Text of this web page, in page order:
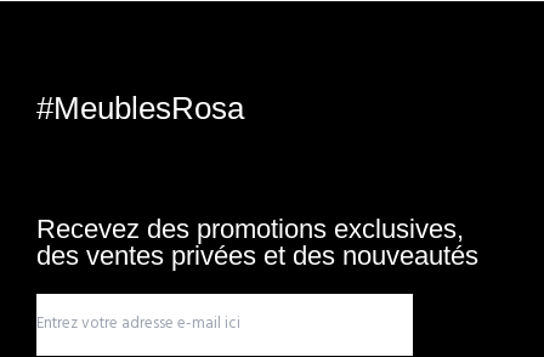
#MeublesRosa
Recevez des promotions exclusives,
des ventes privées et des nouveautés